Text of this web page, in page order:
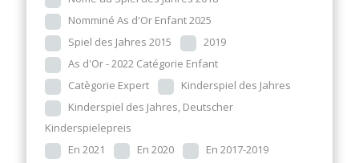
Nomminé As d'Or Enfant 2025
Spiel des Jahres 2015
2019
As d'Or - 2022 Catégorie Enfant
Catègorie Expert
Kinderspiel des Jahres
Kinderspiel des Jahres, Deutscher
Kinderspielepreis
En 2021
En 2020
En 2017-2019